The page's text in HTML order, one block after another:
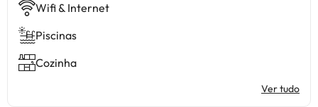
Wifi & Internet
Piscinas
Cozinha
Ver tudo